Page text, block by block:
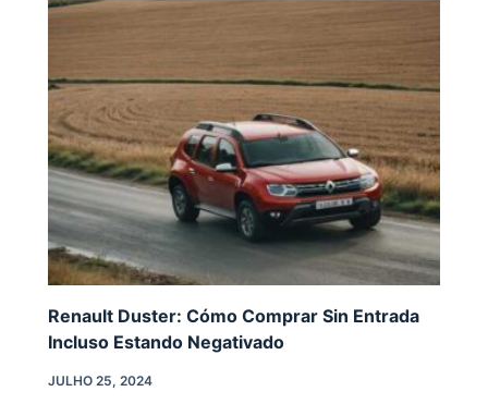
Renault Duster: Cómo Comprar Sin Entrada
Incluso Estando Negativado
JULHO 25, 2024